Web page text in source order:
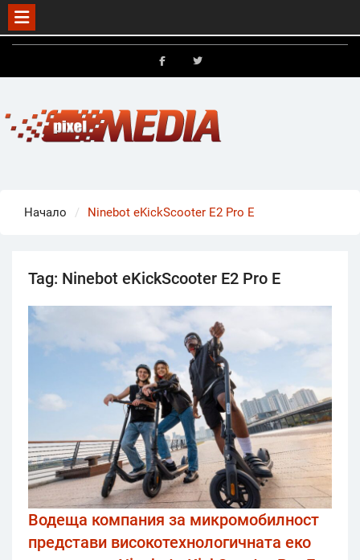
Skip
Начало Ninebot eKickScooter E2 Pro E
Tag: Ninebot eKickScooter E2 Pro E
Водеща компания за микромобилност
представи високотехнологичната еко